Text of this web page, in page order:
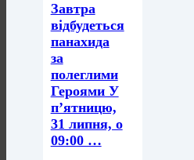
Завтра
відбудеться
панахида
за
полеглими
Героями У
п’ятницю,
31 липня, о
09:00 …